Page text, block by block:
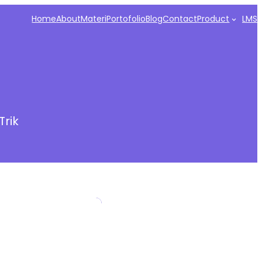
HomeAboutMateriPortofolioBlogContactProduct LMS